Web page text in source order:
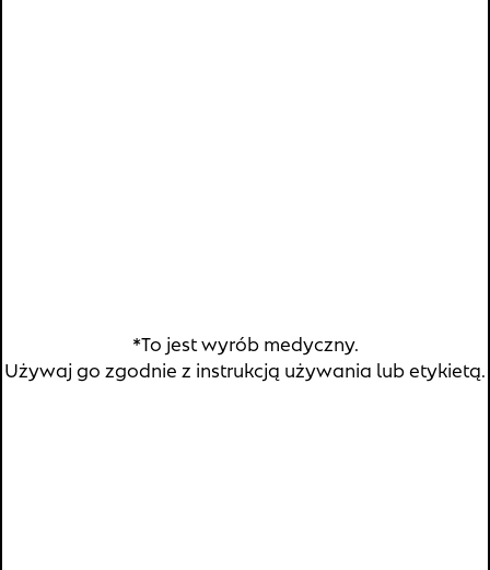
Copyright © 2026 Verco S.A.Polityka prywatności
*To jest wyrób medyczny.
Używaj go zgodnie z instrukcją używania lub etykietą.